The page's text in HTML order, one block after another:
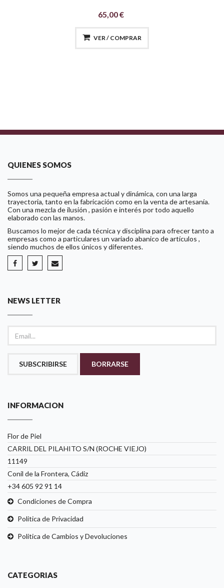
65,00 €
VER / COMPRAR
QUIENES SOMOS
Somos una pequeña empresa actual y dinámica, con una larga
trayectoria, tanto en la fabricación como en la venta de artesanía.
Con una mezcla de ilusión , pasión e interés por todo aquello
elaborado con las manos.
Buscamos lo mejor de cada técnica y disciplina para ofrecer tanto a
empresas como a particulares un variado abanico de artículos ,
siendo muchos de ellos únicos y diferentes.
NEWS LETTER
SUBSCRIBIRSE BORRARSE
INFORMACION
Flor de Piel
CARRIL DEL PILAHITO S/N (ROCHE VIEJO)
11149
Conil de la Frontera, Cádiz
+34 605 92 91 14
Condiciones de Compra
Politica de Privacidad
Politica de Cambios y Devoluciones
CATEGORIAS